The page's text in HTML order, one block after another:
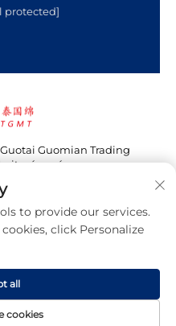
protected]
Guomian Trading
réservés
to provide our services.
click Personalize
cookies
all